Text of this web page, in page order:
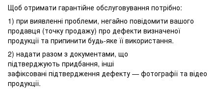
Щоб отримати гарантійне обслуговування потрібно:
1) при виявленні проблеми, негайно повідомити вашого
продавця (точку продажу) про дефекти визначеної
продукції та припинити будь-яке її використання.
2) надати разом з документами, що
підтверджують придбання, інші
зафіксовані підтвердження дефекту — фотографії та відео
продукції.